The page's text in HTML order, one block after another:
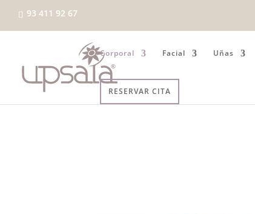
93 411 92 67
Corporal Facial Uñas
RESERVAR CITA